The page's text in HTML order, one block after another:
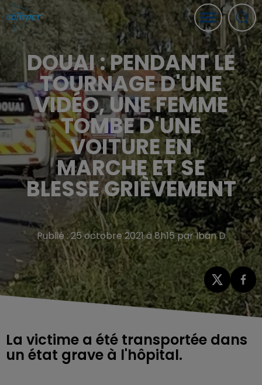
DOUAI : PENDANT LE
TOURNAGE D'UNE
VIDÉO, UNE FEMME
TOMBE D'UNE
VOITURE EN
MARCHE ET SE
BLESSE GRIÈVEMENT
Publié : 25 octobre 2021 à 8h15 par Iban D
La victime a été transportée dans
un état grave à l'hôpital.